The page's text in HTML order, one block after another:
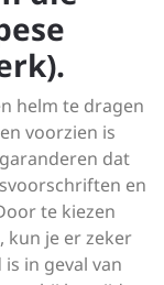
helm te dragen
voorzien is
dat
en
te kiezen
kun je er zeker
in geval van